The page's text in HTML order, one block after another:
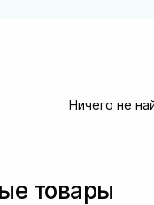
Ничего не
товары